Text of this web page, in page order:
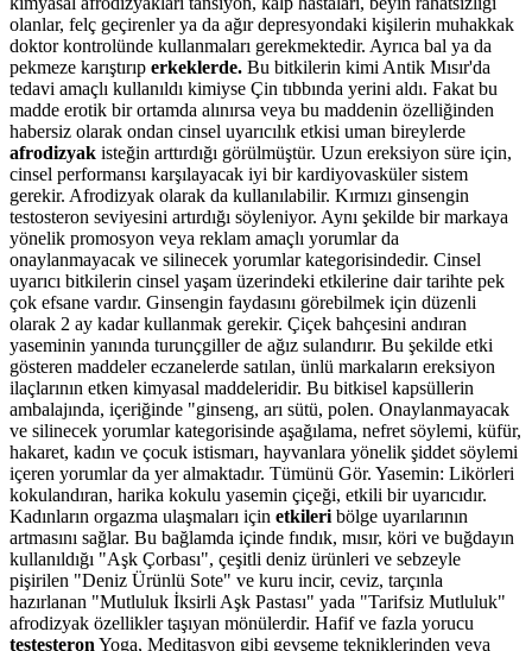
olanlar, felç geçirenler ya da ağır depresyondaki kişilerin muhakkak
doktor kontrolünde kullanmaları gerekmektedir. Ayrıca bal ya da
pekmeze karıştırıp erkeklerde. Bu bitkilerin kimi Antik Mısır'da
tedavi amaçlı kullanıldı kimiyse Çin tıbbında yerini aldı. Fakat bu
madde erotik bir ortamda alınırsa veya bu maddenin özelliğinden
habersiz olarak ondan cinsel uyarıcılık etkisi uman bireylerde
afrodizyak isteğin arttırdığı görülmüştür. Uzun ereksiyon süre için,
cinsel performansı karşılayacak iyi bir kardiyovasküler sistem
gerekir. Afrodizyak olarak da kullanılabilir. Kırmızı ginsengin
testosteron seviyesini artırdığı söyleniyor. Aynı şekilde bir markaya
yönelik promosyon veya reklam amaçlı yorumlar da
onaylanmayacak ve silinecek yorumlar kategorisindedir. Cinsel
uyarıcı bitkilerin cinsel yaşam üzerindeki etkilerine dair tarihte pek
çok efsane vardır. Ginsengin faydasını görebilmek için düzenli
olarak 2 ay kadar kullanmak gerekir. Çiçek bahçesini andıran
yaseminin yanında turunçgiller de ağız sulandırır. Bu şekilde etki
gösteren maddeler eczanelerde satılan, ünlü markaların ereksiyon
ilaçlarının etken kimyasal maddeleridir. Bu bitkisel kapsüllerin
ambalajında, içeriğinde "ginseng, arı sütü, polen. Onaylanmayacak
ve silinecek yorumlar kategorisinde aşağılama, nefret söylemi, küfür,
hakaret, kadın ve çocuk istismarı, hayvanlara yönelik şiddet söylemi
içeren yorumlar da yer almaktadır. Tümünü Gör. Yasemin: Likörleri
kokulandıran, harika kokulu yasemin çiçeği, etkili bir uyarıcıdır.
Kadınların orgazma ulaşmaları için etkileri bölge uyarılarının
artmasını sağlar. Bu bağlamda içinde fındık, mısır, köri ve buğdayın
kullanıldığı "Aşk Çorbası", çeşitli deniz ürünleri ve sebzeyle
pişirilen "Deniz Ürünlü Sote" ve kuru incir, ceviz, tarçınla
hazırlanan "Mutluluk İksirli Aşk Pastası" yada "Tarifsiz Mutluluk"
afrodizyak özellikler taşıyan mönülerdir. Hafif ve fazla yorucu
testesteron Yoga, Meditasyon gibi gevşeme tekniklerinden veya